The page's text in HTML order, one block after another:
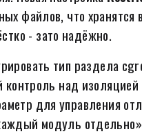
файлов, что
- зато надёжно.
тип раздела
над
для управления
модуль